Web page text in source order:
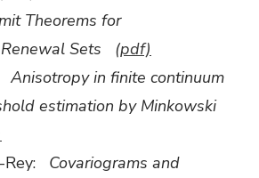
Theorems for
Sets (pdf)
Anisotropy in finite continuum
estimation by Minkowski
Covariograms and